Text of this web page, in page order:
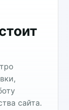
сайта.